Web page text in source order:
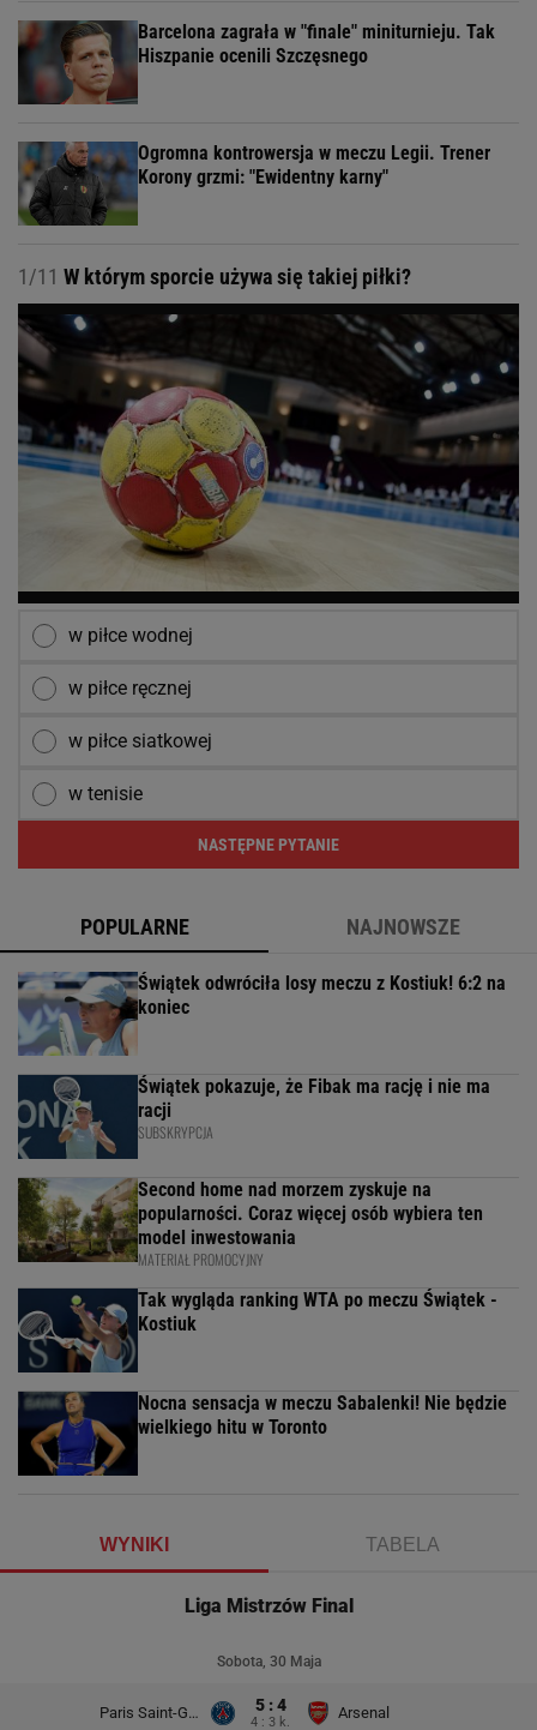
Barcelona zagrała w "finale" miniturnieju. Tak
Hiszpanie ocenili Szczęsnego
Ogromna kontrowersja w meczu Legii. Trener
Korony grzmi: "Ewidentny karny"
1/11 W którym sporcie używa się takiej piłki?
w piłce wodnej
w piłce ręcznej
w piłce siatkowej
w tenisie
NASTĘPNE PYTANIE
POPULARNE NAJNOWSZE
Świątek odwróciła losy meczu z Kostiuk! 6:2 na
koniec
Świątek pokazuje, że Fibak ma rację i nie ma
racji
SUBSKRYPCJA
Second home nad morzem zyskuje na
popularności. Coraz więcej osób wybiera ten
model inwestowania
MATERIAŁ PROMOCYJNY
Tak wygląda ranking WTA po meczu Świątek -
Kostiuk
Nocna sensacja w meczu Sabalenki! Nie będzie
wielkiego hitu w Toronto
WYNIKI TABELA
Liga Mistrzów Final
Sobota, 30 Maja
Paris Saint-Germain 5 : 4
4 : 3 k.
Arsenal